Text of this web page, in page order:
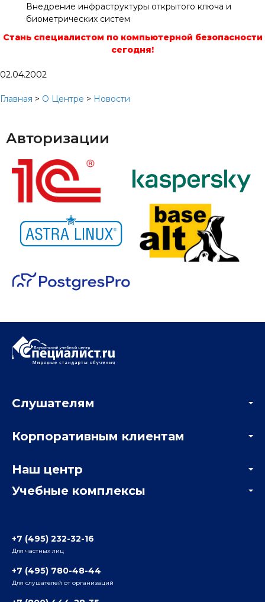
Внедрение инфраструктуры открытого ключа и
биометрических систем
Стань специалистом по компьютерной безопасности
сегодня!
02.04.2002
Главная > О Центре > Новости
Авторизации
Учебные комплексы
Радио
ул. Радио, д.24, корпус 1, 2-й подъезд, 2-й этаж
Слушателям
Мастер-классы и вебинары
Корпоративным клиентам
Отзывы компаний
Наш центр
Информация о центре
+7 (495) 232-32-16
Для частных лиц
+7 (495) 780-48-44
Для слушателей от организаций